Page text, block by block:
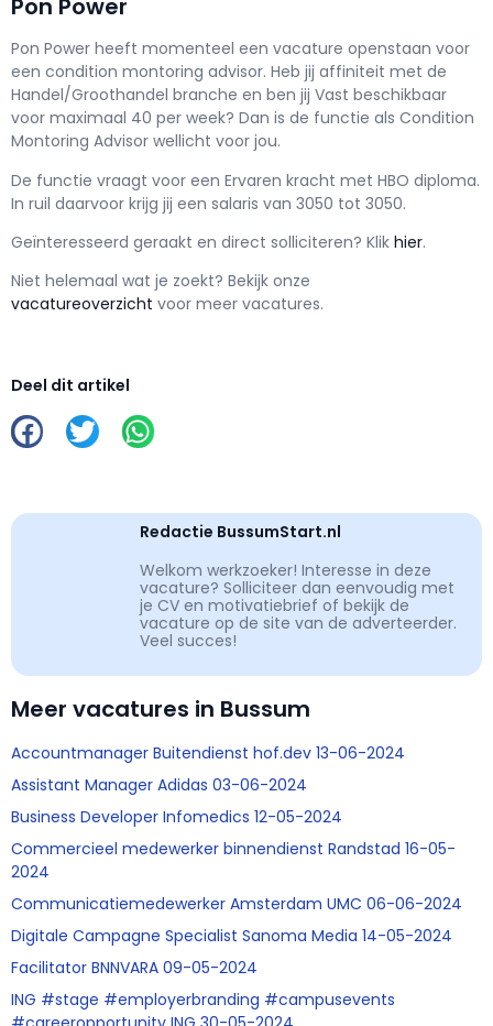
Pon Power
Pon Power heeft momenteel een vacature openstaan voor
een condition montoring advisor. Heb jij affiniteit met de
Handel/Groothandel branche en ben jij Vast beschikbaar
voor maximaal 40 per week? Dan is de functie als Condition
Montoring Advisor wellicht voor jou.
De functie vraagt voor een Ervaren kracht met HBO diploma.
In ruil daarvoor krijg jij een salaris van 3050 tot 3050.
Geïnteresseerd geraakt en direct solliciteren? Klik hier.
Niet helemaal wat je zoekt? Bekijk onze
vacatureoverzicht voor meer vacatures.
Deel dit artikel
Redactie BussumStart.nl
Welkom werkzoeker! Interesse in deze
vacature? Solliciteer dan eenvoudig met
je CV en motivatiebrief of bekijk de
vacature op de site van de adverteerder.
Veel succes!
Meer vacatures in Bussum
Accountmanager Buitendienst hof.dev 13-06-2024
Assistant Manager Adidas 03-06-2024
Business Developer Infomedics 12-05-2024
Commercieel medewerker binnendienst Randstad 16-05-
2024
Communicatiemedewerker Amsterdam UMC 06-06-2024
Digitale Campagne Specialist Sanoma Media 14-05-2024
Facilitator BNNVARA 09-05-2024
ING #stage #employerbranding #campusevents